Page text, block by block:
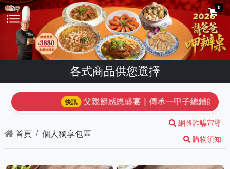
0
各式商品供您選擇
父親節感恩盛宴｜傳承一甲子總鋪師手路菜
首頁 個人獨享包區
購物須知
網路詐騙宣導